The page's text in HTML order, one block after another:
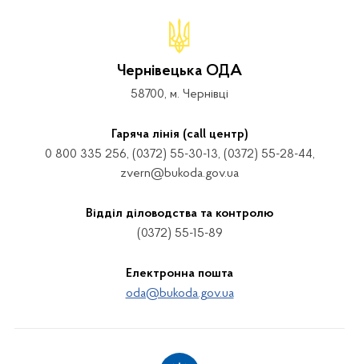
Чернівецька ОДА
58700, м. Чернівці
Гаряча лінія (call центр)
0 800 335 256, (0372) 55-30-13, (0372) 55-28-44,
zvern@bukoda.gov.ua
Відділ діловодства та контролю
(0372) 55-15-89
Електронна пошта
oda@bukoda.gov.ua